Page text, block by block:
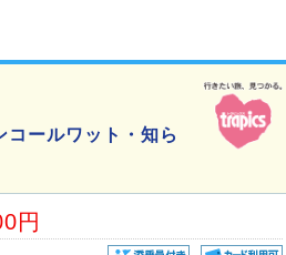
ールワット・知ら
円